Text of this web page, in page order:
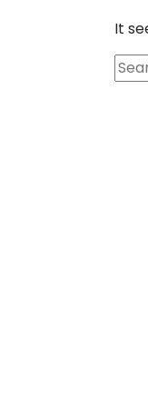
It